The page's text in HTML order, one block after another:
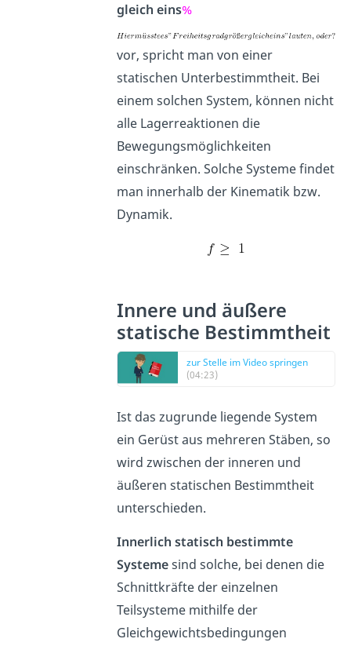
gleich eins%
vor, spricht man von einer
statischen Unterbestimmtheit. Bei
einem solchen System, können nicht
alle Lagerreaktionen die
Bewegungsmöglichkeiten
einschränken. Solche Systeme findet
man innerhalb der Kinematik bzw.
Dynamik.
Innere und äußere
statische Bestimmtheit
zur Stelle im Video springen
(04:23)
Ist das zugrunde liegende System
ein Gerüst aus mehreren Stäben, so
wird zwischen der inneren und
äußeren statischen Bestimmtheit
unterschieden.
Innerlich statisch bestimmte
Systemesind solche, bei denen die
Schnittkräfte der einzelnen
Teilsysteme mithilfe der
Gleichgewichtsbedingungen